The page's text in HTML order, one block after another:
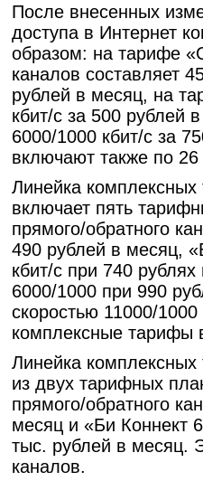
После внесенных
доступа в Интернет
образом: на тарифе
каналов составляет
рублей в месяц, на
кбит/с за 500 рублей
6000/1000 кбит/с за
включают также по
Линейка
включает пять
прямого/обратного
490 рублей в месяц,
кбит/с при 740
6000/1000 при 990
скоростью 11000/
комплексные тарифы
Линейка
из двух тарифных
прямого/обратного
месяц и «Би Коннект
тыс. рублей в месяц.
каналов.